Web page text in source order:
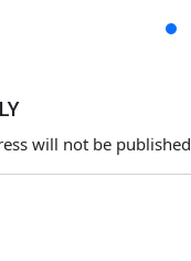
will not be published